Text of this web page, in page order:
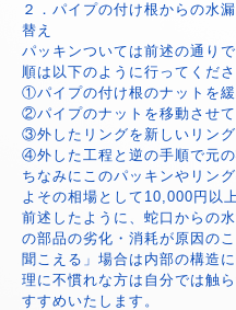
２．パイプの付け根からの水
替え
パッキンついては前述の通り
順は以下のように行ってくださ
①パイプの付け根のナットを
②パイプのナットを移動させ
③外したリングを新しいリン
④外した工程と逆の手順で元
ちなみにこのパッキンやリン
よその相場として10,000円以
前述したように、蛇口からの
の部品の劣化・消耗が原因の
聞こえる」場合は内部の構造
理に不慣れな方は自分では触
すすめいたします。